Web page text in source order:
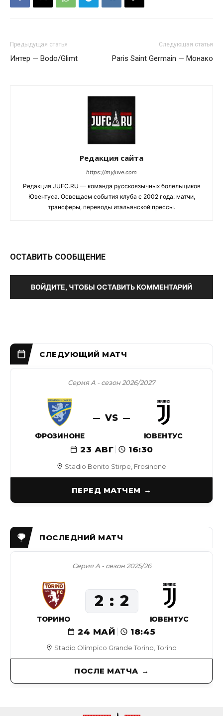
Предыдущая статья
Интер — Bodo/Glimt
Следующая статья
Paris Saint Germain — Монако
Редакция сайта
https://myjuve.com
Редакция JUFC.RU — команда русскоязычных болельщиков
Ювентуса. Освещаем события клуба с 2002 года: матчи,
трансферы, переводы итальянской прессы.
ОСТАВИТЬ СООБЩЕНИЕ
ВОЙДИТЕ, ЧТОБЫ ОСТАВИТЬ КОММЕНТАРИЙ
Stadio Benito Stirpe, Frosinone
Серия А - сезон 2026/2027
ФРОЗИНОНЕ
VS
ЮВЕНТУС
23 АВГ 16:30
ПЕРЕД МАТЧЕМ
Stadio Olimpico Grande Torino, Torino
Серия А - сезон 2025/26
24 МАЙ 18:45
ТОРИНО
2 2
ЮВЕНТУС
ПОСЛЕ МАТЧА